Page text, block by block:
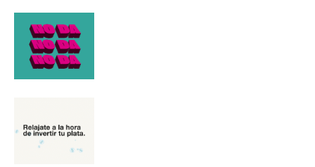
Apellidos